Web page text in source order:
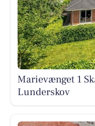
Marievænget 1
Lunderskov